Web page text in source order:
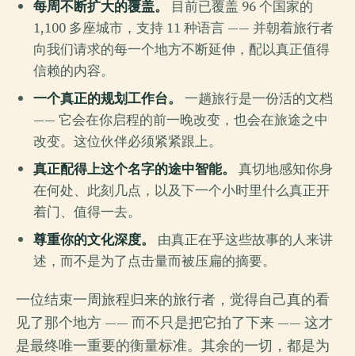
每周不断扩大的覆盖。
目前已覆盖 96 个国家的
1,100 多座城市，支持 11 种语言 —— 并朝着旅行者
向我们请求的每一个地方不断延伸，配以真正值得
信赖的内容。
一个真正的规划工作台。 一趟旅行是一份活的文档
—— 它会在你启程的前一晚改变，也会在旅途之中
改变。这位伙伴必须紧紧跟上。
真正配得上这个名字的途中智能。 真切地感知你身
在何处、此刻几点，以及下一个小时里什么真正开
着门、值得一去。
尊重你的文化深度。
由真正在乎这些故事的人来讲
述，而不是为了点击量而被压扁的摘要。
一位结束一周旅程归来的旅行者，觉得自己真的看
见了那个地方 —— 而不只是把它拍了下来 —— 这才
是最终唯一重要的衡量标准。其余的一切，都是为